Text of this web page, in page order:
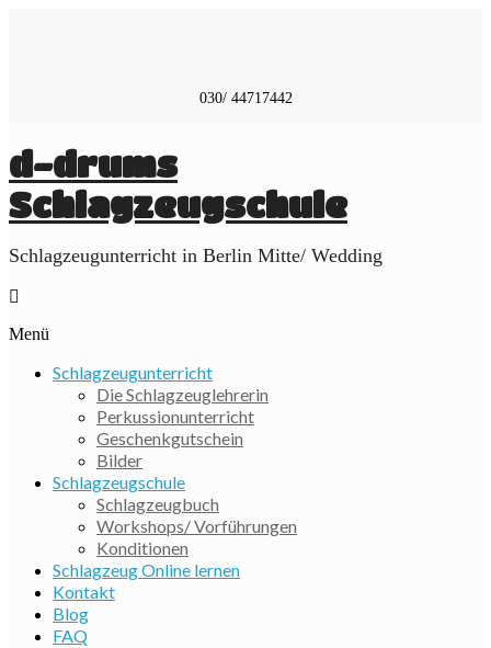
030/ 44717442
d-drums
Schlagzeugschule
Schlagzeugunterricht in Berlin Mitte/ Wedding
Menü
Schlagzeugunterricht
Die Schlagzeuglehrerin
Perkussionunterricht
Geschenkgutschein
Bilder
Schlagzeugschule
Schlagzeugbuch
Workshops/ Vorführungen
Konditionen
Schlagzeug Online lernen
Kontakt
Blog
FAQ